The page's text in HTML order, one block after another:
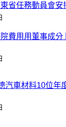
省任務動員會安
費用用董事成分
汽車材料10位年